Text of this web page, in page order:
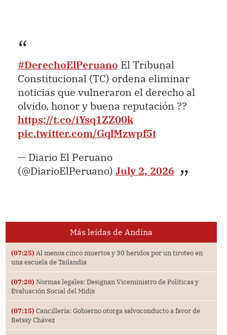
#DerechoElPeruano El Tribunal
Constitucional (TC) ordena eliminar
noticias que vulneraron el derecho al
olvido, honor y buena reputación ??
https://t.co/iYsq1ZZ00k
pic.twitter.com/GqlMzwpf5t
— Diario El Peruano
(@DiarioElPeruano) July 2, 2026
Más leídas de Andina
(07:25) Al menos cinco muertos y 30 heridos por un tiroteo en
una escuela de Tailandia
(07:20) Normas legales: Designan Viceministro de Políticas y
Evaluación Social del Midis
(07:15) Cancillería: Gobierno otorga salvoconducto a favor de
Betssy Chávez